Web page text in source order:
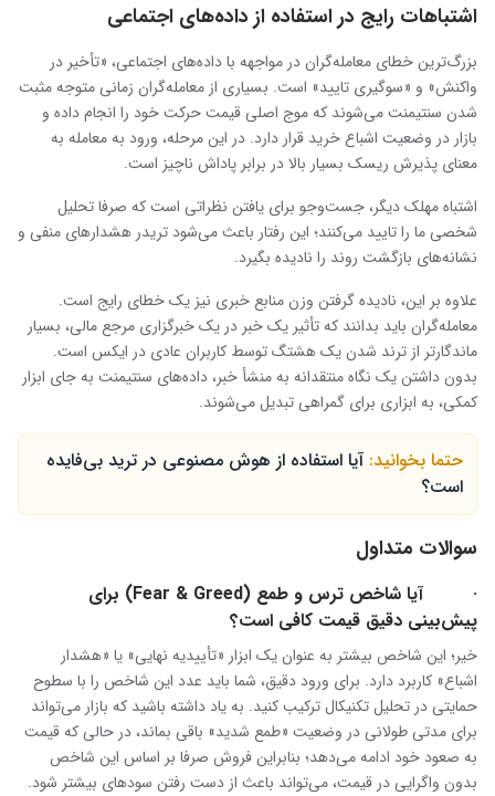
اشتباهات رایج در استفاده از داده‌های اجتماعی
بزرگ‌ترین خطای معامله‌گران در مواجهه با داده‌های اجتماعی، «تأخیر در
واکنش» و «سوگیری تایید» است. بسیاری از معامله‌گران زمانی متوجه مثبت
شدن سنتیمنت می‌شوند که موج اصلی قیمت حرکت خود را انجام داده و
بازار در وضعیت اشباع خرید قرار دارد. در این مرحله، ورود به معامله به
معنای پذیرش ریسک بسیار بالا در برابر پاداش ناچیز است.
اشتباه مهلک دیگر، جست‌وجو برای یافتن نظراتی است که صرفا تحلیل
شخصی ما را تایید می‌کنند؛ این رفتار باعث می‌شود تریدر هشدارهای منفی و
نشانه‌های بازگشت روند را نادیده بگیرد.
علاوه بر این، نادیده گرفتن وزن منابع خبری نیز یک خطای رایج است.
معامله‌گران باید بدانند که تأثیر یک خبر در یک خبرگزاری مرجع مالی، بسیار
ماندگارتر از ترند شدن یک هشتگ توسط کاربران عادی در ایکس است.
بدون داشتن یک نگاه منتقدانه به منشأ خبر، داده‌های سنتیمنت به جای ابزار
کمکی، به ابزاری برای گمراهی تبدیل می‌شوند.
حتما بخوانید: آیا استفاده از هوش مصنوعی در ترید بی‌فایده
است؟
سوالات متداول
· آیا شاخص ترس و طمع (Fear & Greed) برای
پیش‌بینی دقیق قیمت کافی است؟
خیر؛ این شاخص بیشتر به عنوان یک ابزار «تأییدیه نهایی» یا «هشدار
اشباع» کاربرد دارد. برای ورود دقیق، شما باید عدد این شاخص را با سطوح
حمایتی در تحلیل تکنیکال ترکیب کنید. به یاد داشته باشید که بازار می‌تواند
برای مدتی طولانی در وضعیت «طمع شدید» باقی بماند، در حالی که قیمت
به صعود خود ادامه می‌دهد؛ بنابراین فروش صرفا بر اساس این شاخص
بدون واگرایی در قیمت، می‌تواند باعث از دست رفتن سودهای بیشتر شود.